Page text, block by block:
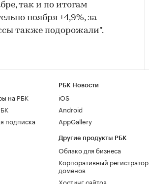
так и по итогам
ноября +4,9%, за
также подорожали".
на РБК
подписка
РБК Новости
iOS
Android
AppGallery
Другие продукты РБК
Облако для бизнеса
Корпоративный регистратор
доменов
Хостинг сайтов